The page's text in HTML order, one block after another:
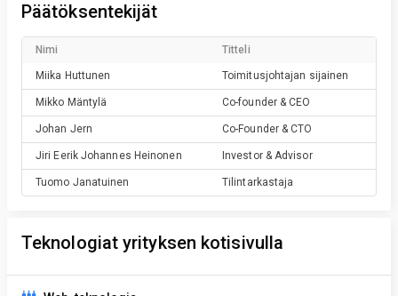
Päätöksentekijät
Nimi Titteli
Miika Huttunen Toimitusjohtajan sijainen
Mikko Mäntylä Co-founder & CEO
Johan Jern Co-Founder & CTO
Jiri Eerik Johannes Heinonen Investor & Advisor
Tuomo Janatuinen Tilintarkastaja
Teknologiat yrityksen kotisivulla